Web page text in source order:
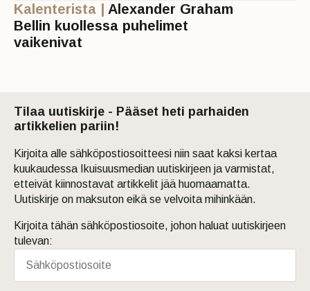
Kalenterista | Alexander Graham
Bellin kuollessa puhelimet
vaikenivat
Tilaa uutiskirje - Pääset heti parhaiden
artikkelien pariin!
Kirjoita alle sähköpostiosoitteesi niin saat kaksi kertaa
kuukaudessa Ikuisuusmedian uutiskirjeen ja varmistat,
etteivät kiinnostavat artikkelit jää huomaamatta.
Uutiskirje on maksuton eikä se velvoita mihinkään.
Kirjoita tähän sähköpostiosoite, johon haluat uutiskirjeen
tulevan: